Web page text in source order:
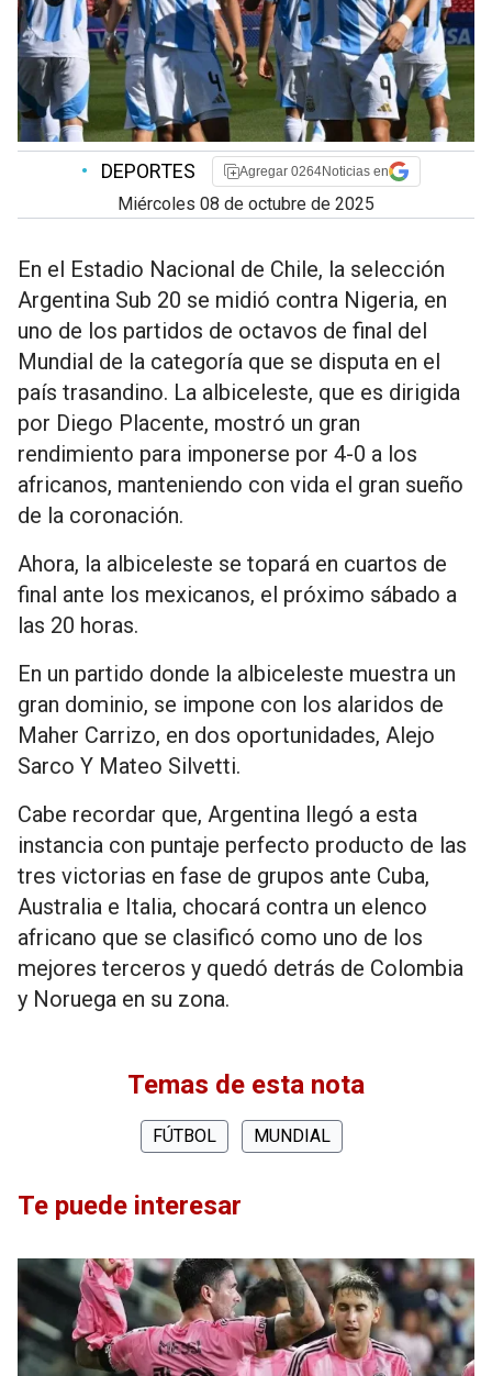
• DEPORTES Agregar 0264Noticias en
miércoles 08 de octubre de 2025
En el Estadio Nacional de Chile, la selección
Argentina Sub 20 se midió contra Nigeria, en
uno de los partidos de octavos de final del
Mundial de la categoría que se disputa en el
país trasandino. La albiceleste, que es dirigida
por Diego Placente, mostró un gran
rendimiento para imponerse por 4-0 a los
africanos, manteniendo con vida el gran sueño
de la coronación.
Ahora, la albiceleste se topará en cuartos de
final ante los mexicanos, el próximo sábado a
las 20 horas.
En un partido donde la albiceleste muestra un
gran dominio, se impone con los alaridos de
Maher Carrizo, en dos oportunidades, Alejo
Sarco Y Mateo Silvetti.
Cabe recordar que, Argentina llegó a esta
instancia con puntaje perfecto producto de las
tres victorias en fase de grupos ante Cuba,
Australia e Italia, chocará contra un elenco
africano que se clasificó como uno de los
mejores terceros y quedó detrás de Colombia
y Noruega en su zona.
Temas de esta nota
FÚTBOL MUNDIAL
Te puede interesar